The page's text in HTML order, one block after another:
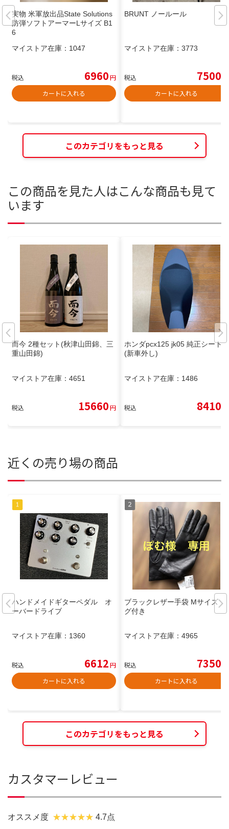
実物 米軍放出品State Solutions
防弾ソフトアーマーLサイズ B1
6
マイストア在庫： 1047
税込 6960円
カートに入れる
BRUNT ノールール
マイストア在庫： 3773
税込 7500
カートに入れる
このカテゴリをもっと見る
この商品を見た人はこんな商品も見て
います
而今 2種セット(秋津山田錦、三
重山田錦)
マイストア在庫： 4651
税込 15660円
ホンダpcx125 jk05 純正シート
(新車外し)
マイストア在庫： 1486
税込 8410
近くの売り場の商品
ハンドメイドギターペダル オ
ーバードライブ
マイストア在庫： 1360
税込 6612円
カートに入れる
ブラックレザー手袋 Mサイズ タ
グ付き
マイストア在庫： 4965
税込 7350
カートに入れる
このカテゴリをもっと見る
カスタマーレビュー
オススメ度 4.7点